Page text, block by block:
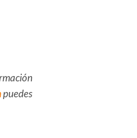
puedes